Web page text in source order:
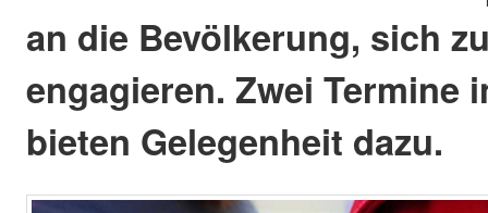
an die Bevölkerung, sich
engagieren. Zwei Termine
bieten Gelegenheit dazu.